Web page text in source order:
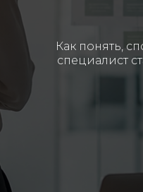
Как понять,
специалист